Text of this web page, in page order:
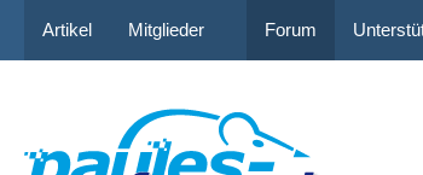
Artikel Mitglieder Forum